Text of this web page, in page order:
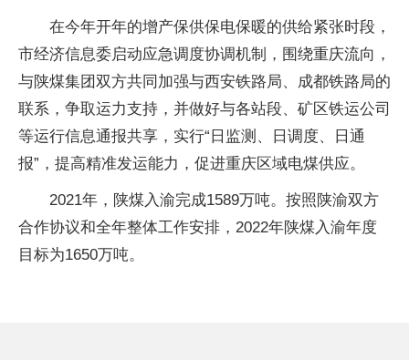
在今年开年的增产保供保电保暖的供给紧张时段，
市经济信息委启动应急调度协调机制，围绕重庆流向，
与陕煤集团双方共同加强与西安铁路局、成都铁路局的
联系，争取运力支持，并做好与各站段、矿区铁运公司
等运行信息通报共享，实行“日监测、日调度、日通
报”，提高精准发运能力，促进重庆区域电煤供应。
2021年，陕煤入渝完成1589万吨。按照陕渝双方
合作协议和全年整体工作安排，2022年陕煤入渝年度
目标为1650万吨。